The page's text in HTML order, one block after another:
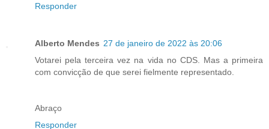
Responder
Alberto Mendes 27 de janeiro de 2022 às 20:06
Votarei pela terceira vez na vida no CDS. Mas a primeira
com convicção de que serei fielmente representado.
Abraço
Responder